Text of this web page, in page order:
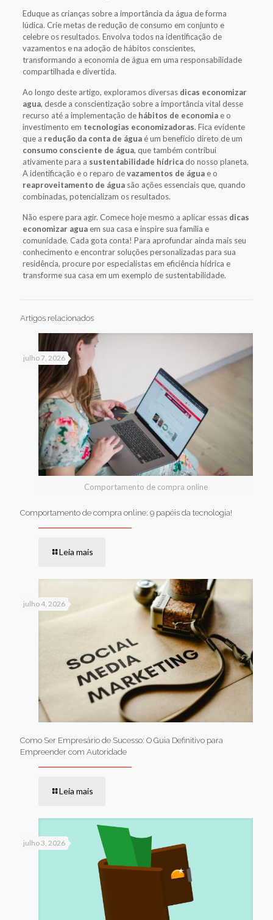
Eduque as crianças sobre a importância da água de forma
lúdica. Crie metas de redução de consumo em conjunto e
celebre os resultados. Envolva todos na identificação de
vazamentos e na adoção de hábitos conscientes,
transformando a economia de água em uma responsabilidade
compartilhada e divertida.
Ao longo deste artigo, exploramos diversas dicas economizar
agua, desde a conscientização sobre a importância vital desse
recurso até a implementação de hábitos de economiae o
investimento em tecnologias economizadoras. Fica evidente
que a redução da conta de águaé um benefício direto de um
consumo consciente de água, que também contribui
ativamente para a sustentabilidade hídricado nosso planeta.
A identificação e o reparo devazamentos de águae o
reaproveitamento de águasão ações essenciais que, quando
combinadas, potencializam os resultados.
Não espere para agir. Comece hoje mesmo a aplicar essas dicas
economizar aguaem sua casa e inspire sua família e
comunidade. Cada gota conta! Para aprofundar ainda mais seu
conhecimento e encontrar soluções personalizadas para sua
residência, procure por especialistas em eficiência hídrica e
transforme sua casa em um exemplo de sustentabilidade.
Artigos relacionados
Comportamento de compra online
julho 7, 2026
Comportamento de compra online: 9 papéis da tecnologia!
Leia mais
julho 4, 2026
Como Ser Empresário de Sucesso: O Guia Definitivo para
Empreender com Autoridade
Leia mais
julho 3, 2026